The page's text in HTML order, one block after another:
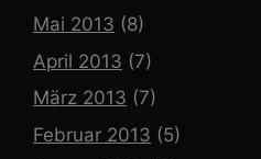
Mai 2013 (8)
April 2013 (7)
März 2013 (7)
Februar 2013 (5)